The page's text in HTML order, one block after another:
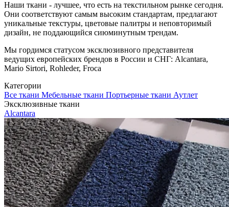
Наши ткани - лучшее, что есть на текстильном рынке сегодня.
Они соответствуют самым высоким стандартам, предлагают
уникальные текстуры, цветовые палитры и неповторимый
дизайн, не поддающийся сиюминутным трендам.
Мы гордимся статусом эксклюзивного представителя
ведущих европейских брендов в России и СНГ: Alcantara,
Mario Sirtori, Rohleder, Froca
Категории
Все ткани Мебельные ткани Портьерные ткани Аутлет
Эксклюзивные ткани
Alcantara